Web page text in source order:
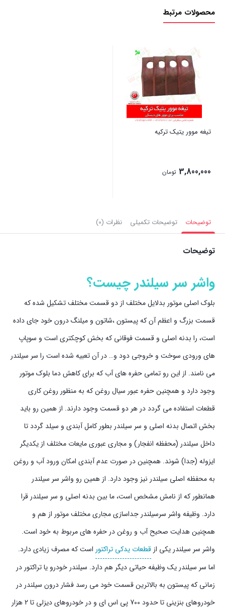
محصولات مرتبط
تیغه موور یتیک ترکیه
3,800,000 تومان
توضیحات توضیحات تکمیلی نظرات (0)
توضیحات
واشر سر سیلندر چیست؟
بلوک اصلی موتور بدلایل مختلف از دو قسمت مختلف تشکیل شده که
قسمت بزرگ و اعظم آن که پیستون ،شاتون و میلنگ درون خود جای داده
است، را بدنه اصلی و قسمت فوقانی که بخش کوچکتری است و سوپاپ
های ورودی سوخت و خروجی دود و… در آن تعبیه شده است را سر سیلندر
می نامند. از این رو تمامی حفره های آب که برای کاهش دما بلوک موتور
وجود دارد و همچنین حفره عبور سیال روغن که به منظور روغن کاری
قطعات استفاده می گردد در هر دو قسمت وجود دارند. از همین رو باید
بخش اتصال بدنه اصلی و سر سیلندر بطور کامل آبندی و سیلد گردد تا
داخل سیلندر (محفظه انفجار) و مجاری عبوری مایعات مختلف از یکدیگر
ایزوله (جدا) شوند. همچنین در صورت عدم آبندی امکان ورود آب و روغن
به محفظه اصلی سیلندر نیز وجود دارد. از همین رو واشر سر سیلندر
همانطور که از نامش مشخص است، ما بین بدنه اصلی و سر سیلندر قرا
دارد. وظیفه واشر سرسیلندر جداسازی مجاری مختلف موتور از هم و
همچنین هدایت صحیح آب و روغن در حفره های مربوط به خود است.
واشر سر سیلندر یکی از قطعات یدکی تراکتور است که مصرف زیادی دارد.
اما سر سیلندر یک وظیفه حیاتی دیگر هم دارد. سیلندر خودرو یا تراکتور در
زمانی که پیستون به بالاترین قسمت خود می رسد فشار درون سیلندر در
خودروهای بنزینی تا حدود 700 پی اس ای و در خودروهای دیزلی تا 2 هزار